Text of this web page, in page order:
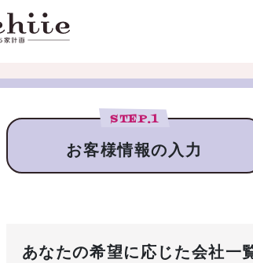
STEP.1
お客様情報の入力
あなたの希望に応じた会社一